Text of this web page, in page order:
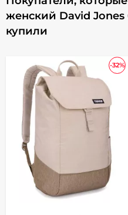
женский David Jones
купили
-32%